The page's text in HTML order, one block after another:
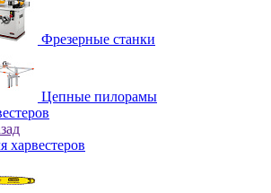
Фрезерные станки
Цепные пилорамы
харвестеров